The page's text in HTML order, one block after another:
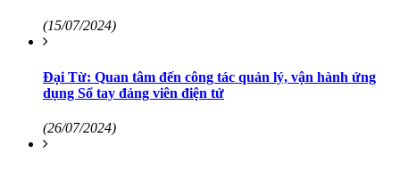
(15/07/2024)
Đại Từ: Quan tâm đến công tác quản lý, vận hành ứng
dụng Sổ tay đảng viên điện tử
(26/07/2024)